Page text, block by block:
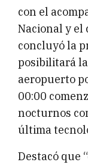
con el
Nacional y el
concluyó la
posibilitará
aeropuerto
00:00
nocturnos
última
Destacó que